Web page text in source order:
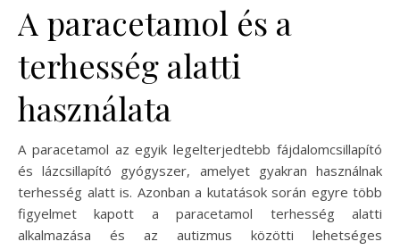
A paracetamol és a
terhesség alatti
használata
A paracetamol az egyik legelterjedtebb fájdalomcsillapító
és lázcsillapító gyógyszer, amelyet gyakran használnak
terhesség alatt is. Azonban a kutatások során egyre több
figyelmet kapott a paracetamol terhesség alatti
alkalmazása és az autizmus közötti lehetséges